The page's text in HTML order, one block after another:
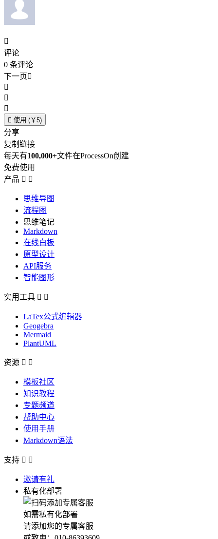

评论
0 条评论
下一页



 使用 (￥5)
分享
复制链接
每天有100,000+文件在ProcessOn创建
免费使用
产品  
思维导图
流程图
思维笔记
Markdown
在线白板
原型设计
API服务
智能图形
实用工具  
LaTex公式编辑器
Geogebra
Mermaid
PlantUML
资源  
模板社区
知识教程
专题频道
帮助中心
使用手册
Markdown语法
支持  
邀请有礼
私有化部署
如需私有化部署
请添加您的专属客服